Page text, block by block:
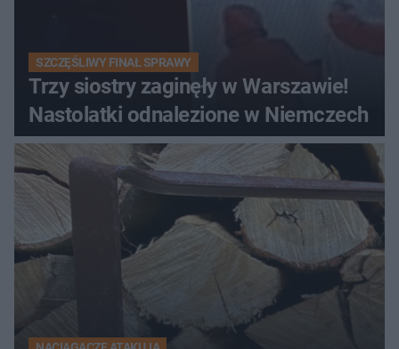
SZCZĘŚLIWY FINAŁ SPRAWY
Trzy siostry zaginęły w Warszawie!
Nastolatki odnalezione w Niemczech